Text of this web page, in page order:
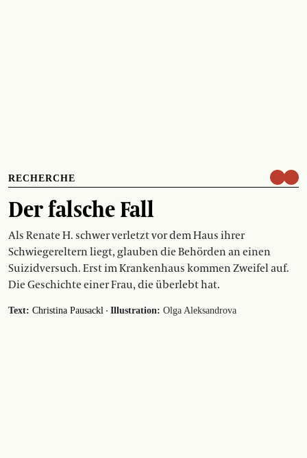
RECHERCHE
Der falsche Fall
Als Renate H. schwer verletzt vor dem Haus ihrer
Schwiegereltern liegt, glauben die Behörden an einen
Suizidversuch. Erst im Krankenhaus kommen Zweifel auf.
Die Geschichte einer Frau, die überlebt hat.
Text: Christina Pausackl · Illustration: Olga Aleksandrova